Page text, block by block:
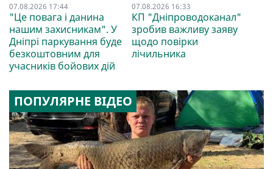
07.08.2026 17:44
"Це повага і данина
нашим захисникам". У
Дніпрі паркування буде
безкоштовним для
учасників бойових дій
07.08.2026 16:33
КП "Дніпроводоканал"
зробив важливу заяву
щодо повірки
лічильника
ПОПУЛЯРНЕ ВІДЕО